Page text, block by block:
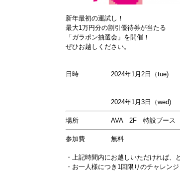
新年最初の運試し！
最大1万円分の割引優待券が当たる
「ガラポン抽選会」を開催！
ぜひお越しください。
日時 2024年1月2日（tue)
②17：00～
2024年1月3日（wed) ①15
場所 AVA 2F 特設ブース
参加費 無料
・上記時間内にお越しいただければ、
・お一人様につき1回限りのチャレン